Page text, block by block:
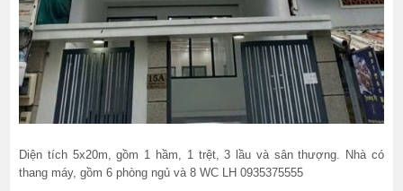
Diện tích 5x20m, gồm 1 hầm, 1 trệt, 3 lầu và sân thượng. Nhà có
thang máy, gồm 6 phòng ngủ và 8 WC LH 0935375555